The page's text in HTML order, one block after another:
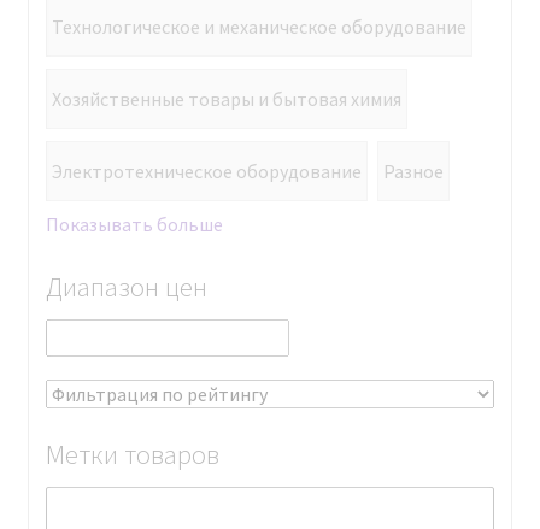
Технологическое и механическое оборудование
Хозяйственные товары и бытовая химия
Электротехническое оборудование Разное
Показывать больше
Диапазон цен
Метки товаров